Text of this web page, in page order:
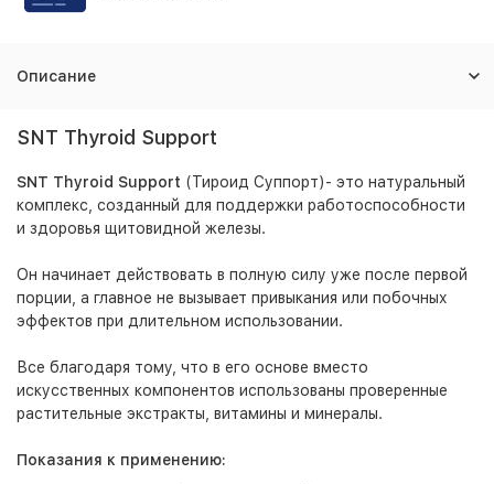
Описание
SNT Thyroid Support
SNT Thyroid Support (Тироид Суппорт)- это натуральный
комплекс, созданный для поддержки работоспособности
и здоровья щитовидной железы.
Он начинает действовать в полную силу уже после первой
порции, а главное не вызывает привыкания или побочных
эффектов при длительном использовании.
Все благодаря тому, что в его основе вместо
искусственных компонентов использованы проверенные
растительные экстракты, витамины и минералы.
Показания к применению: